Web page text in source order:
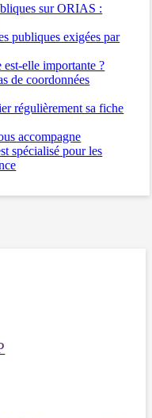
sur ORIAS :
publiques exigées par
est-elle importante ?
de coordonnées
régulièrement sa fiche
accompagne
spécialisé pour les